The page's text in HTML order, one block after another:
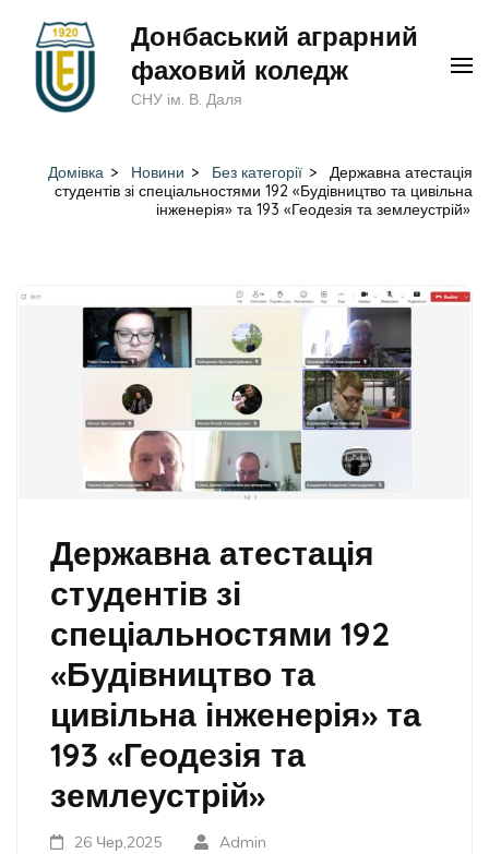
(натисніть
Донбаський аграрний
фаховий коледж
СНУ ім. В. Даля
Домівка > Новини > Без категорії >
Державна атестація
студентів зі спеціальностями 192 «Будівництво та цивільна
інженерія» та 193 «Геодезія та землеустрій»
Державна атестація
студентів зі
спеціальностями 192
«Будівництво та
цивільна інженерія» та
193 «Геодезія та
землеустрій»
26 Чер,2025 Admin